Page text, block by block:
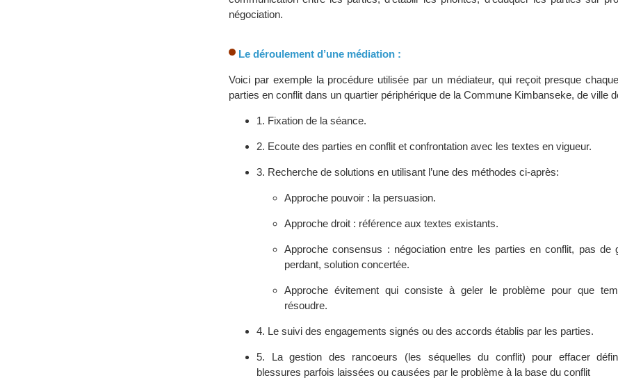
négociation.
Le déroulement d’une médiation :
Voici par exemple la procédure utilisée par un médiateur, qui reçoit presque
parties en conflit dans un quartier périphérique de la Commune Kimbanseke, de ville
1. Fixation de la séance.
2. Ecoute des parties en conflit et confrontation avec les textes en vigueur.
3. Recherche de solutions en utilisant l’une des méthodes ci-après:
Approche pouvoir : la persuasion.
Approche droit : référence aux textes existants.
Approche consensus : négociation entre les parties en conflit, pas de
perdant, solution concertée.
Approche évitement qui consiste à geler le problème pour que
résoudre.
4. Le suivi des engagements signés ou des accords établis par les parties.
5. La gestion des rancoeurs (les séquelles du conflit) pour effacer
blessures parfois laissées ou causées par le problème à la base du conflit